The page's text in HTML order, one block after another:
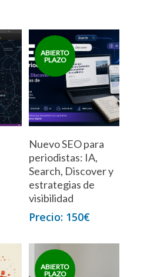
Nuevo SEO para
periodistas: IA,
Search, Discover y
estrategias de
visibilidad
150€